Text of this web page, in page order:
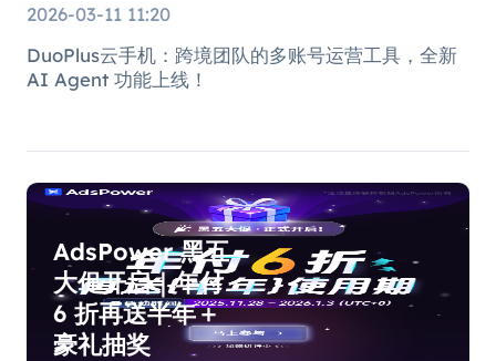
2026-03-11 11:20
DuoPlus云手机：跨境团队的多账号运营工具，全新
AI Agent 功能上线！
AdsPower 黑五
大促开启｜年付
6 折再送半年＋
豪礼抽奖